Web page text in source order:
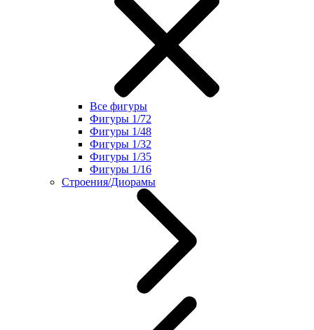
Все фигуры
Фигуры 1/72
Фигуры 1/48
Фигуры 1/32
Фигуры 1/35
Фигуры 1/16
Строения/Диорамы